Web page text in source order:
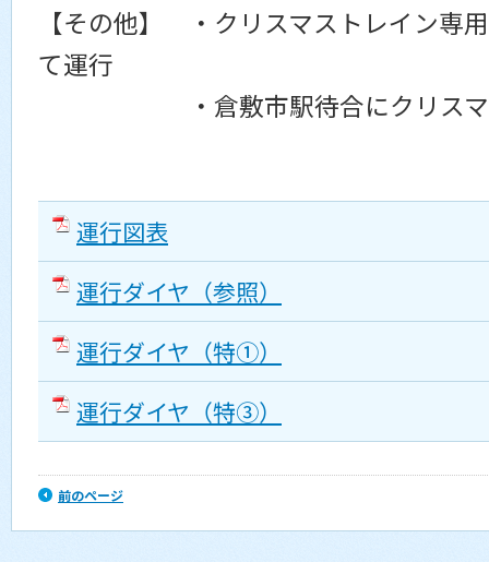
【その他】 ・クリスマストレイン専
て運行
・倉敷市駅待合にクリスマス
運行図表
運行ダイヤ（参照）
運行ダイヤ（特①）
運行ダイヤ（特③）
前のページ